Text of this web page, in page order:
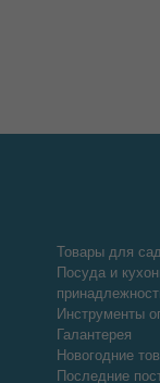
Товары для
Посуда и
Инструменты
Галантерея
Новогодние
Последние